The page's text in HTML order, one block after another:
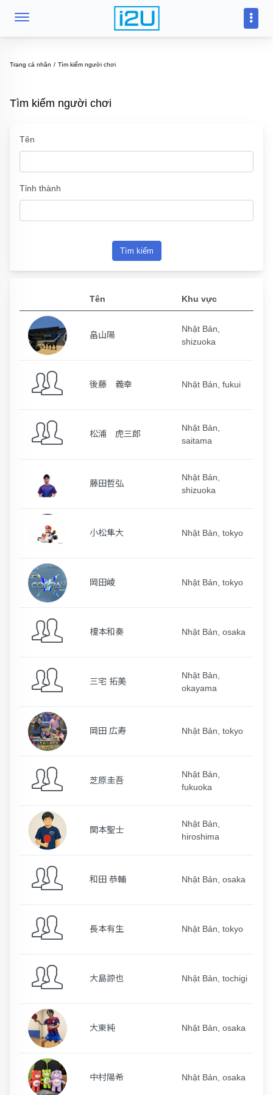
Trang cá nhân Tìm kiếm người chơi
Tìm kiếm người chơi
Tên
Tỉnh thành
Tìm kiếm
Tên Khu vực
畠山陽
Nhật Bản,
shizuoka
後藤 義幸 Nhật Bản, fukui
松浦 虎三郎
Nhật Bản,
saitama
藤田哲弘
Nhật Bản,
shizuoka
小松隼大 Nhật Bản, tokyo
岡田崚 Nhật Bản, tokyo
榎本和奏 Nhật Bản, osaka
三宅 拓美
Nhật Bản,
okayama
岡田 広寿 Nhật Bản, tokyo
芝原圭吾
Nhật Bản,
fukuoka
関本聖士
Nhật Bản,
hiroshima
和田 恭輔 Nhật Bản, osaka
長本有生 Nhật Bản, tokyo
大島諒也 Nhật Bản, tochigi
大東純 Nhật Bản, osaka
中村陽希 Nhật Bản, osaka